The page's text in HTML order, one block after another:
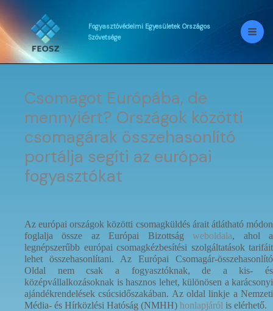
Skip
to
content
Fogyasztóvédelmi Egyesületek Országos
Szövetsége
Csomagot Európába, de
mennyiért? Országok közötti
csomagárak összehasonlító
portálja segíti az európai
fogyasztókat
Az európai országok közötti csomagküldés árait átlátható módon
foglalja össze az Európai Bizottságweboldala, ahol a
legnépszerűbb európai csomagkézbesítési szolgáltatások tarifáit
lehet összehasonlítani. Az Európai Csomagár-összehasonlító
Oldal nem csak a fogyasztóknak, de a kis- és
középvállalkozásoknak is hasznos lehet, különösen a karácsonyi
ajándékrendelések csúcsidőszakában. Az oldal linkje a Nemzeti
Média- és Hírközlési Hatóság (NMHH) honlapjáról is elérhető.